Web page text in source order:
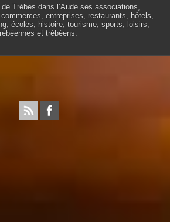
Trèbes dans l’Aude ses associations,
entreprises, restaurants, hôtels,
écoles, histoire, tourisme, sports, loisirs,
et trébéens.